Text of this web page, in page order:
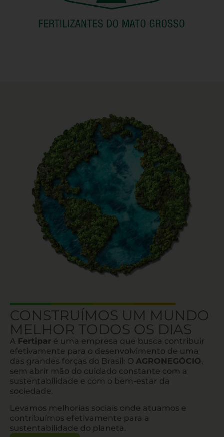
CONSTRUÍMOS UM MUNDO
MELHOR TODOS OS DIAS
A Fertipar é uma empresa que busca contribuir
efetivamente para o desenvolvimento de uma
das grandes forças do Brasil: O AGRONEGÓCIO,
sem abrir mão do cuidado constante com a
sustentabilidade e com o bem-estar da
sociedade.
Levamos melhorias sociais onde atuamos e
contribuímos efetivamente para a
sustentabilidade do planeta.